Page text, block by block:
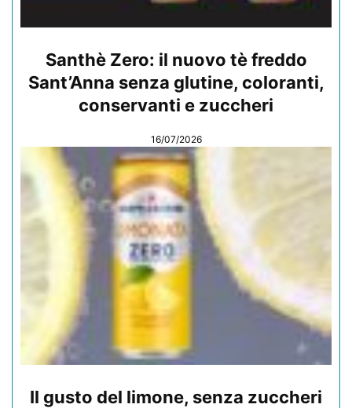
Santhè Zero: il nuovo tè freddo
Sant’Anna senza glutine, coloranti,
conservanti e zuccheri
16/07/2026
Il gusto del limone, senza zuccheri